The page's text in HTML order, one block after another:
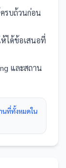
รบถ้วนก่อน
ห้ได้ข้อเสนอที่
และสถาน
นที่ทั้งหมดใน